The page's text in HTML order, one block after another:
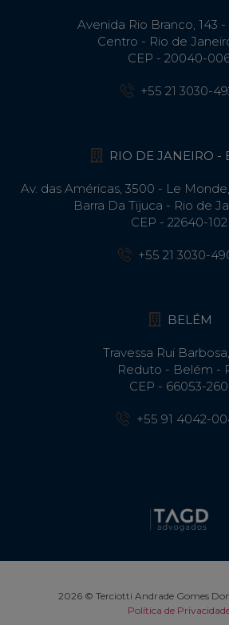
Avenida Rio Branco, 143 -
Centro - Rio de
CEP - 20040-
+55 21 3030-
RIO DE JANEIRO -
Av. das Américas, 3500 - Le
Barra Da Tijuca - Rio de
CEP - 22640-102​
+55 21 3030-
BELÉM
Travessa Rui
Reduto - Belém -
CEP - 66053-260
+55 91 4042-
2026 © Terciotti Andrade Gomes
Política de